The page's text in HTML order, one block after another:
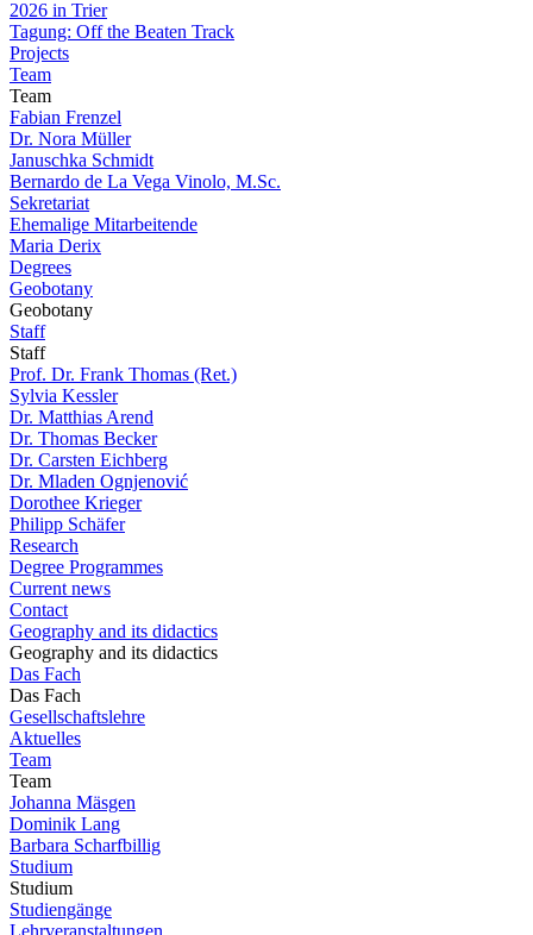
2026 in Trier
Tagung: Off the Beaten Track
Projects
Team
Team
Fabian Frenzel
Dr. Nora Müller
Januschka Schmidt
Bernardo de La Vega Vinolo, M.Sc.
Sekretariat
Ehemalige Mitarbeitende
Maria Derix
Degrees
Geobotany
Geobotany
Staff
Staff
Prof. Dr. Frank Thomas (Ret.)
Sylvia Kessler
Dr. Matthias Arend
Dr. Thomas Becker
Dr. Carsten Eichberg
Dr. Mladen Ognjenović
Dorothee Krieger
Philipp Schäfer
Research
Degree Programmes
Current news
Contact
Geography and its didactics
Geography and its didactics
Das Fach
Das Fach
Gesellschaftslehre
Aktuelles
Team
Team
Johanna Mäsgen
Dominik Lang
Barbara Scharfbillig
Studium
Studium
Studiengänge
Lehrveranstaltungen